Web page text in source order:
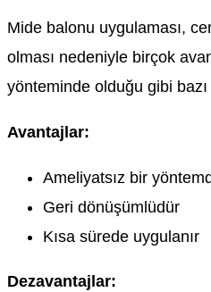
Mide balonu uygulaması,
olması nedeniyle birçok
yönteminde olduğu gibi bazı
Avantajlar:
Ameliyatsız bir
Geri dönüşümlüdür
Kısa sürede uygulanır
Dezavantajlar: